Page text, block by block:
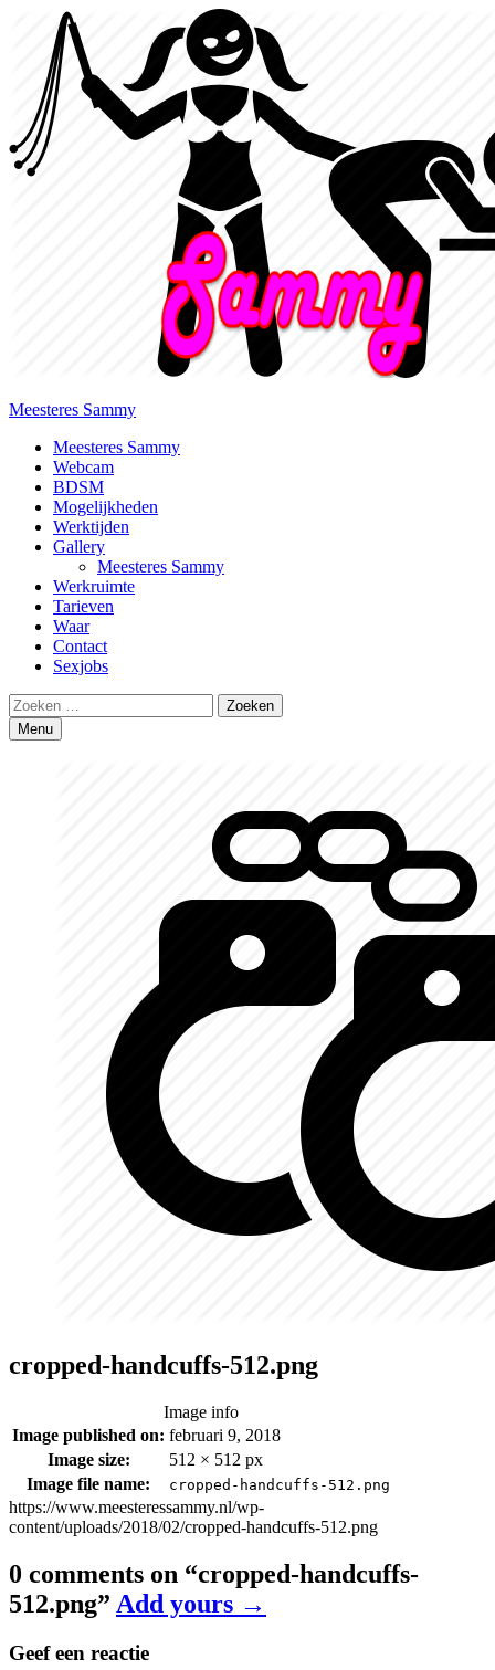
Meesteres Sammy
Primary
Menu
Meesteres Sammy
Webcam
BDSM
Mogelijkheden
Werktijden
Gallery
Meesteres Sammy
Werkruimte
Tarieven
Waar
Contact
Sexjobs
Search
Zoeken
naar:
Menu
cropped-handcuffs-512.png
Image info
Image published on: februari 9, 2018
Image size:
512 × 512 px
Image file name:
cropped-handcuffs-512.png
https://www.meesteressammy.nl/wp-
content/uploads/2018/02/cropped-handcuffs-512.png
0 comments on “cropped-handcuffs-
512.png” Add yours →
Geef een reactie